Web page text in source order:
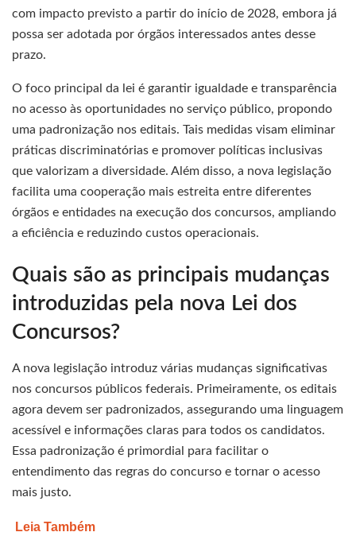
com impacto previsto a partir do início de 2028, embora já
possa ser adotada por órgãos interessados antes desse
prazo.
O foco principal da lei é garantir igualdade e transparência
no acesso às oportunidades no serviço público, propondo
uma padronização nos editais. Tais medidas visam eliminar
práticas discriminatórias e promover políticas inclusivas
que valorizam a diversidade. Além disso, a nova legislação
facilita uma cooperação mais estreita entre diferentes
órgãos e entidades na execução dos concursos, ampliando
a eficiência e reduzindo custos operacionais.
Quais são as principais mudanças
introduzidas pela nova Lei dos
Concursos?
A nova legislação introduz várias mudanças significativas
nos concursos públicos federais. Primeiramente, os editais
agora devem ser padronizados, assegurando uma linguagem
acessível e informações claras para todos os candidatos.
Essa padronização é primordial para facilitar o
entendimento das regras do concurso e tornar o acesso
mais justo.
Leia Também